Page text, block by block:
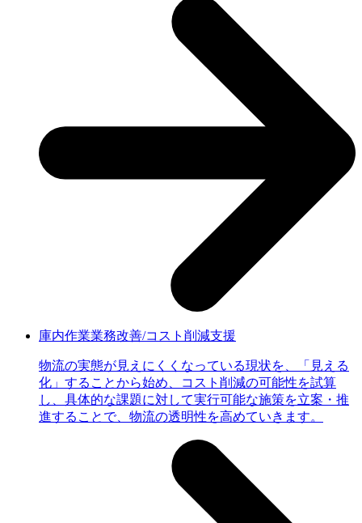
庫内作業業務改善/コスト削減支援
物流の実態が見えにくくなっている現状を、「見える
化」することから始め、コスト削減の可能性を試算
し、具体的な課題に対して実行可能な施策を立案・推
進することで、物流の透明性を高めていきます。